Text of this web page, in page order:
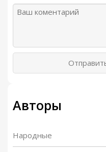
Авторы
Народные